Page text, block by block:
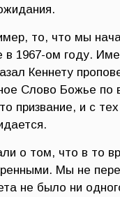
то, что мы
1967-ом году.
Кеннету
Слово Божье по
призвание, и с
о том, что в то
Мы не
не было ни